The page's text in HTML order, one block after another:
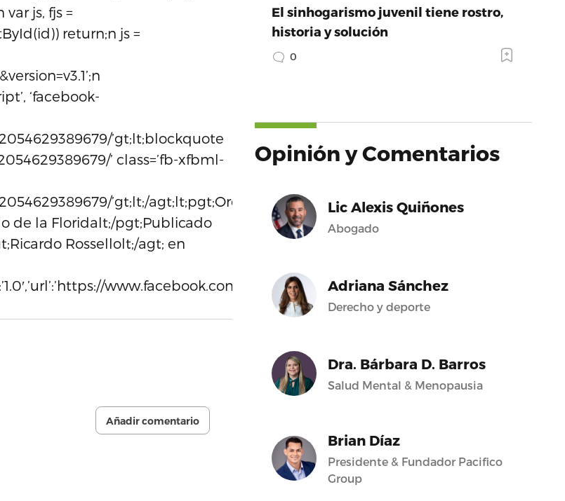
js, fjs =
return;n js =
‘facebook-
’gt;lt;blockquote
’ class=’fb-xfbml-
’gt;lt;/agt;lt;pgt;Orden
de la Floridalt;/pgt;Publicado
Rossellolt;/agt; en
www.facebook.com/rrossello/videos/312054629389679/’,’width’:500}
Añadir comentario
El sinhogarismo juvenil tiene rostro,
historia y solución
0
Opinión y Comentarios
Lic Alexis Quiñones
Abogado
Adriana Sánchez
Derecho y deporte
Dra. Bárbara D. Barros
Salud Mental & Menopausia
Brian Díaz
Presidente & Fundador Pacifico
Group